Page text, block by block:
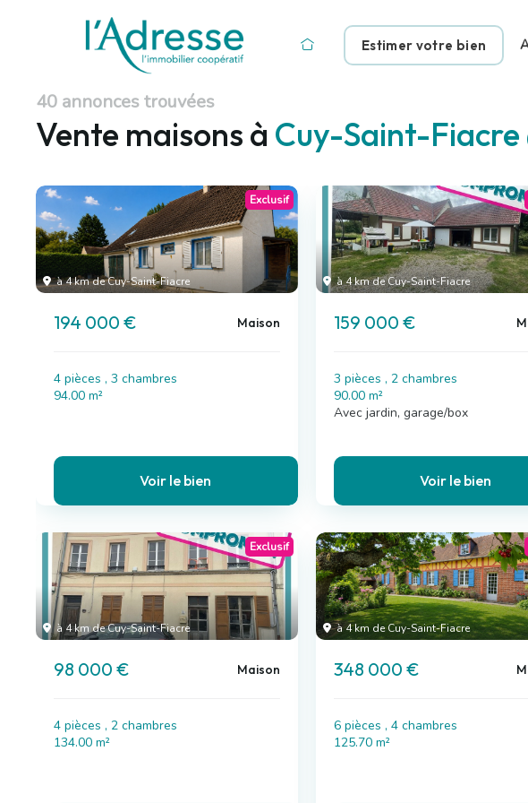
Estimer votre bien
40 annonces trouvées
Vente maisons à Cuy-Saint-Fiacre
à 4 km de Cuy-Saint-Fiacre
Exclusif
194 000 € Maison
4 pièces , 3 chambres
94.00 m²
Voir le bien
à 4 km de Cuy-Saint-Fiacre
159 000 €
3 pièces , 2 chambres
90.00 m²
Avec jardin, garage/box
Voir le bien
à 4 km de Cuy-Saint-Fiacre
Exclusif
98 000 € Maison
4 pièces , 2 chambres
134.00 m²
à 4 km de Cuy-Saint-Fiacre
348 000 €
6 pièces , 4 chambres
125.70 m²